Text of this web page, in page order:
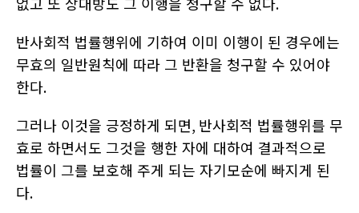
반사회적 법률행위에 기하여 이미 이행이 된 경우에는
무효의 일반원칙에 따라 그 반환을 청구할 수 있어야
한다.
그러나 이것을 긍정하게 되면, 반사회적 법률행위를 무
효로 하면서도 그것을 행한 자에 대하여 결과적으로
법률이 그를 보호해 주게 되는 자기모순에 빠지게 된
다.